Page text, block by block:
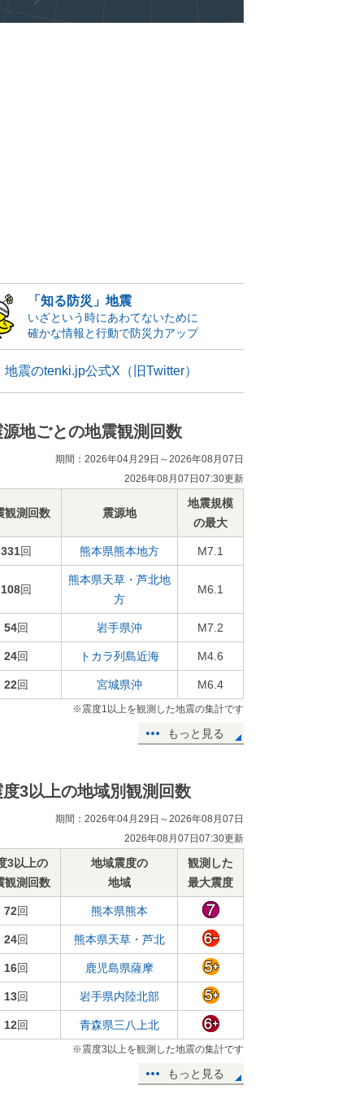
「知る防災」地震
いざという時にあわてないために
確かな情報と行動で防災力アップ
地震のtenki.jp公式X（旧Twitter）
源地ごとの地震観測回数
期間：2026年04月29日～2026年08月07日
2026年08月07日07:30更新
観測回数 震源地
地震規模
の最大
331回 熊本県熊本地方 M7.1
108回
熊本県天草・芦北地
方
M6.1
54回 岩手県沖 M7.2
24回 トカラ列島近海 M4.6
22回 宮城県沖 M6.4
※震度1以上を観測した地震の集計です
もっと見る
度3以上の地域別観測回数
期間：2026年04月29日～2026年08月07日
2026年08月07日07:30更新
3以上の
観測回数
地域震度の
地域
観測した
最大震度
72回 熊本県熊本
24回 熊本県天草・芦北
16回 鹿児島県薩摩
13回 岩手県内陸北部
12回 青森県三八上北
※震度3以上を観測した地震の集計です
もっと見る